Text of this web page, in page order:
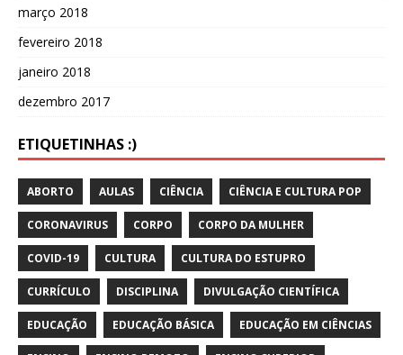
março 2018
fevereiro 2018
janeiro 2018
dezembro 2017
ETIQUETINHAS :)
ABORTO AULAS CIÊNCIA CIÊNCIA E CULTURA POP
CORONAVIRUS CORPO CORPO DA MULHER
COVID-19 CULTURA CULTURA DO ESTUPRO
CURRÍCULO DISCIPLINA DIVULGAÇÃO CIENTÍFICA
EDUCAÇÃO EDUCAÇÃO BÁSICA EDUCAÇÃO EM CIÊNCIAS